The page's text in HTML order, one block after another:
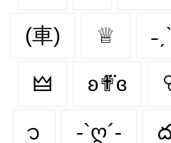
(車) ♕
🜲 ʚ✟⃛ɞ
᭡ -`ღ´-